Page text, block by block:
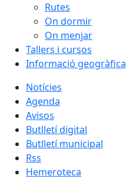
Rutes
On dormir
On menjar
Tallers i cursos
Informació geogràfica
Notícies
Agenda
Avisos
Butlletí digital
Butlletí municipal
Rss
Hemeroteca